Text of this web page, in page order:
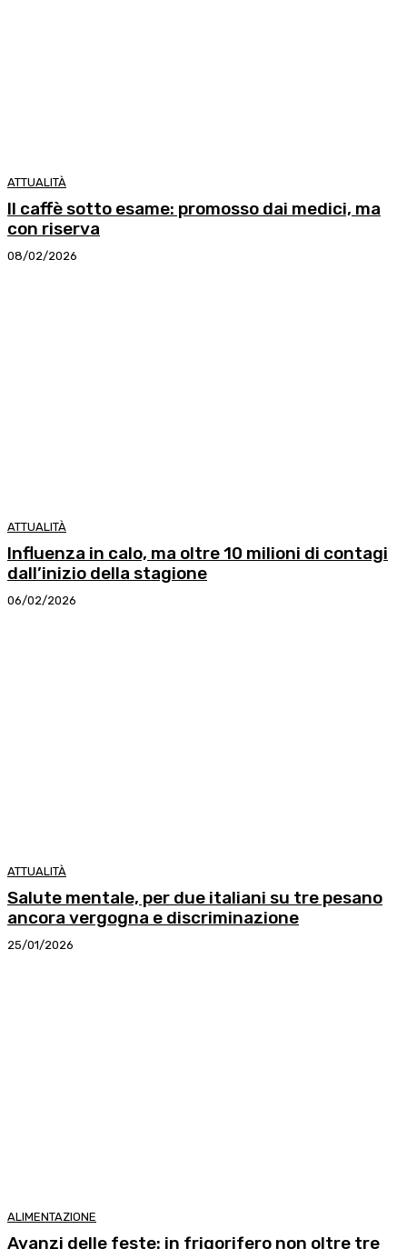
ATTUALITÀ
Il caffè sotto esame: promosso dai medici, ma
con riserva
08/02/2026
ATTUALITÀ
Influenza in calo, ma oltre 10 milioni di contagi
dall’inizio della stagione
06/02/2026
ATTUALITÀ
Salute mentale, per due italiani su tre pesano
ancora vergogna e discriminazione
25/01/2026
ALIMENTAZIONE
Avanzi delle feste: in frigorifero non oltre tre